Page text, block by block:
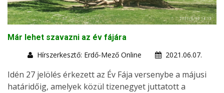
Már lehet szavazni az év fájára
Hírszerkesztő: Erdő-Mező Online
2021.06.07.
Idén 27 jelölés érkezett az Év Fája versenybe a májusi
határidőig, amelyek közül tizenegyet juttatott a